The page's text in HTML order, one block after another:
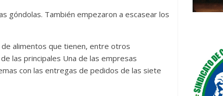
góndolas. También empezaron a escasear los
alimentos que tienen, entre otros
las principales Una de las empresas
con las entregas de pedidos de las siete